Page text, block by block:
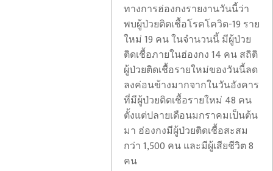
ทางการฮ่องกงรายงานวันนี้ว่า
พบผู้ป่วยติดเชื้อโรคโควิด-19 ราย
ใหม่ 19 คน ในจำนวนนี้ มีผู้ป่วย
ติดเชื้อภายในฮ่องกง 14 คน สถิติ
ผู้ป่วยติดเชื้อรายใหม่ของวันนี้ลด
ลงค่อนข้างมากจากในวันอังคาร
ที่มีผู้ป่วยติดเชื้อรายใหม่ 48 คน
ตั้งแต่ปลายเดือนมกราคมเป็นต้น
มา ฮ่องกงมีผู้ป่วยติดเชื้อสะสม
กว่า 1,500 คน และมีผู้เสียชีวิต 8
คน
อเมริกัน
ส่วน
ใหญ่
ไม่
เห็น
ด้วย
กับ
การ
จัดการ
วิกฤต
ชายแดน
แฟลช
แบ็ค:
ปัญหา
รหัส
ผู้
มี
สิทธิ